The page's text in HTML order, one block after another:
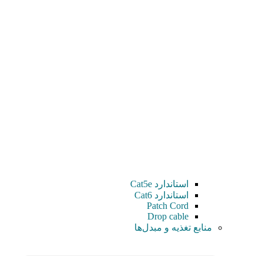
استاندارد Cat5e
استاندارد Cat6
Patch Cord
Drop cable
منابع تغذیه و مبدل‌ها